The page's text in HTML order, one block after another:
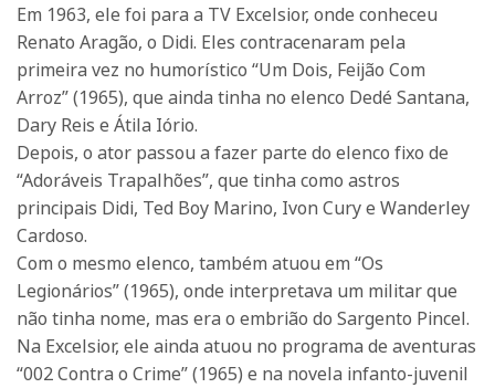
Em 1963, ele foi para a TV Excelsior, onde conheceu
Renato Aragão, o Didi. Eles contracenaram pela
primeira vez no humorístico “Um Dois, Feijão Com
Arroz” (1965), que ainda tinha no elenco Dedé Santana,
Dary Reis e Átila Iório.
Depois, o ator passou a fazer parte do elenco fixo de
“Adoráveis Trapalhões”, que tinha como astros
principais Didi, Ted Boy Marino, Ivon Cury e Wanderley
Cardoso.
Com o mesmo elenco, também atuou em “Os
Legionários” (1965), onde interpretava um militar que
não tinha nome, mas era o embrião do Sargento Pincel.
Na Excelsior, ele ainda atuou no programa de aventuras
“002 Contra o Crime” (1965) e na novela infanto-juvenil